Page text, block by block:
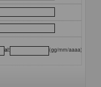
al: (gg/mm/aaaa)